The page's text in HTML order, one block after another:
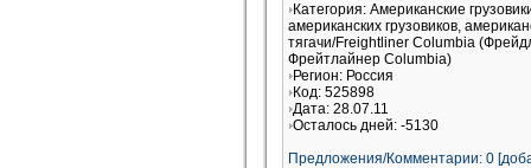
Категория: Американские
американских грузовиков,
тягачи/Freightliner Columbia
Фрейтлайнер Columbia)
Регион: Россия
Код: 525898
Дата: 28.07.11
Осталось дней: -5130
Предложения/Комментарии: 0